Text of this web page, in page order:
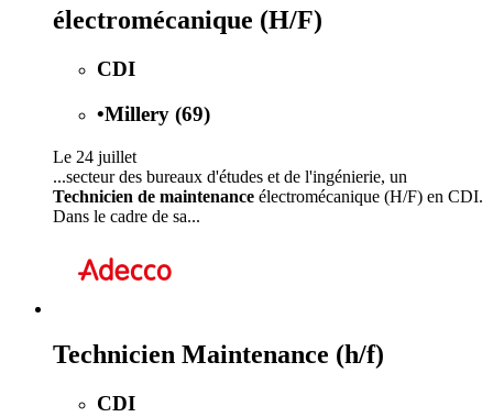
électromécanique (H/F)
CDI
•Millery (69)
Le 24 juillet
...secteur des bureaux d'études et de l'ingénierie, un
Technicien de maintenance électromécanique (H/F) en CDI.
Dans le cadre de sa...
Technicien Maintenance (h/f)
CDI